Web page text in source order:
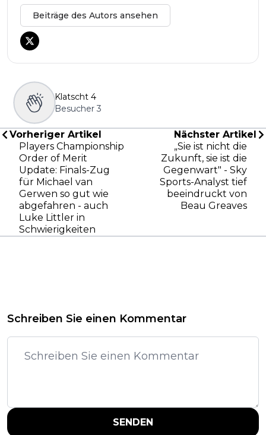
Beiträge des Autors ansehen
Klatscht 4
Besucher 3
Vorheriger Artikel
Players Championship
Order of Merit
Update: Finals-Zug
für Michael van
Gerwen so gut wie
abgefahren - auch
Luke Littler in
Schwierigkeiten
Nächster Artikel
„Sie ist nicht die
Zukunft, sie ist die
Gegenwart" - Sky
Sports-Analyst tief
beeindruckt von
Beau Greaves
Schreiben Sie einen Kommentar
SENDEN